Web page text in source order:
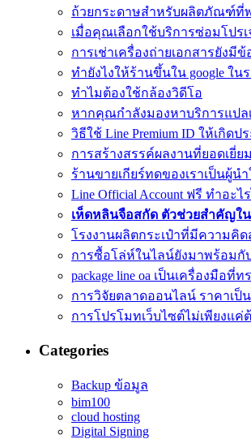
ถ้วยกระดาษสำหรับผลิตภัณฑ์ที่
เมื่อคุณเลือกใช้บริการซ่อมโปรเ
การเช่าเครื่องถ่ายเอกสารยังมีข้
ทํายังไงให้ร้านขึ้นใน google ใน
ทำไมต้องใช้กล้องวิดีโอ
หากคุณกำลังมองหาบริการแป
วิธีใช้ Line Premium ID ให้เกิ
การสร้างสรรค์ผลงานที่ยอดเยี่
ร้านขายเกียร์ทดของเราเป็นผู้
Line Official Account ฟรี ทำอะ
เห็ดหลินจือสกัด ตัวช่วยสำคัญ
โรงงานผลิตกระเป๋าที่มีความคิ
การซื้อโล่ห์ในไลน์ยังมาพร้อมกั
package line oa เป็นเครื่องมือ
การวิจัยตลาดออนไลน์ ราคาเ
การโปรโมทเว็บไซต์ไม่เพียงแ
Categories
Backup ข้อมูล
bim100
cloud hosting
Digital Signing